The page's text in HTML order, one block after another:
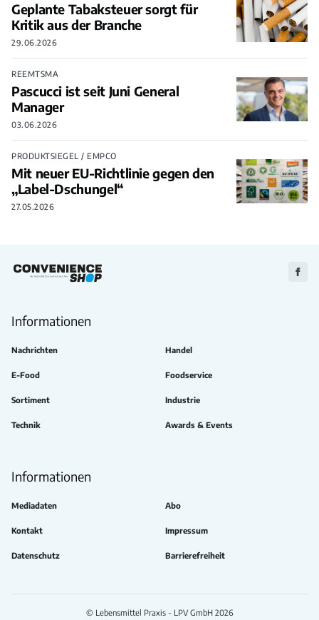
Geplante Tabaksteuer sorgt für
Kritik aus der Branche
29.06.2026
REEMTSMA
Pascucci ist seit Juni General
Manager
03.06.2026
PRODUKTSIEGEL / EMPCO
Mit neuer EU-Richtlinie gegen den
„Label-Dschungel“
27.05.2026
Zu
Informationen
Nachrichten Handel
E-Food Foodservice
Sortiment Industrie
Technik Awards & Events
Informationen
Mediadaten Abo
Kontakt Impressum
Datenschutz Barrierefreiheit
© Lebensmittel Praxis - LPV GmbH 2026